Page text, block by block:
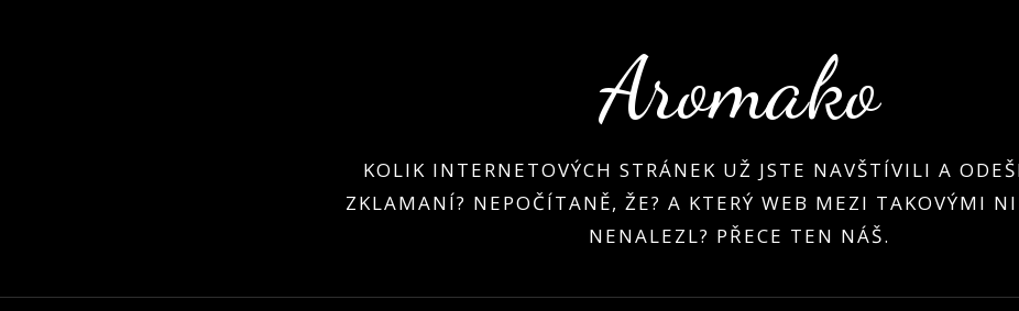
Aromako
KOLIK INTERNETOVÝCH STRÁNEK UŽ JSTE NAVŠTÍVILI A
ZKLAMANÍ? NEPOČÍTANĚ, ŽE? A KTERÝ WEB MEZI TAKOVÝMI
NENALEZL? PŘECE TEN NÁŠ.